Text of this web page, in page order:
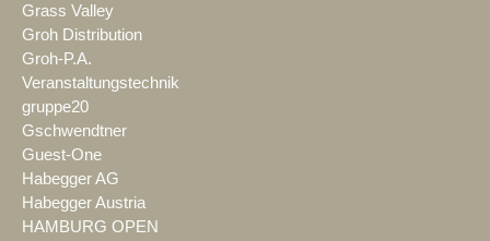
Grass Valley
Groh Distribution
Groh-P.A.
Veranstaltungstechnik
gruppe20
Gschwendtner
Guest-One
Habegger AG
Habegger Austria
HAMBURG OPEN